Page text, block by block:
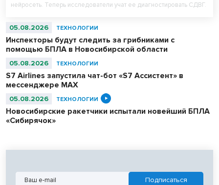
нейросеть. Теперь исследователи учат ее диагностировать СДВГ.
05.08.2026 ТЕХНОЛОГИИ
Инспекторы будут следить за грибниками с
помощью БПЛА в Новосибирской области
05.08.2026 ТЕХНОЛОГИИ
S7 Airlines запустила чат-бот «S7 Ассистент» в
мессенджере MAX
05.08.2026 ТЕХНОЛОГИИ
Новосибирские ракетчики испытали новейший БПЛА
«Сибирячок»